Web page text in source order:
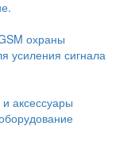
охраны
усиления сигнала
аксессуары